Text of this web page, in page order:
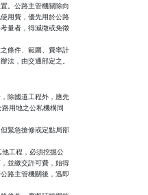
。公路主管機關除向
用費，優先用於公路
量者，得減徵或免徵
條件、範圍、費率計
法，由交通部定之。
除國道工程外，應先
用地之公私機構同
緊急搶修或定點局部
工程，必須挖掘公
並繳交許可費，始得
路主管機關後，迅即
。